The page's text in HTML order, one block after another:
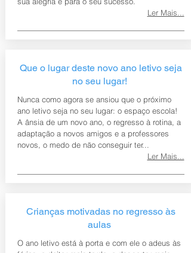
Ler Mais...
Que o lugar deste novo ano letivo seja
no seu lugar!
Nunca como agora se ansiou que o próximo
ano letivo seja no seu lugar: o espaço escola!
A ânsia de um novo ano, o regresso à rotina, a
adaptação a novos amigos e a professores
novos, o medo de não conseguir ter...
Ler Mais...
Crianças motivadas no regresso às
aulas
O ano letivo está à porta e com ele o adeus às